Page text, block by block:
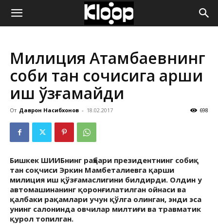
ҚИРҒИЗИСТОН
ЯНГИЛИКЛАРИ
Милиция Атамбаевнинг
собиқ тан соқчисига қарши
иш қўзғамайди
От Даврон Насибхонов - 18.02.2017 698
Бишкек ШИИБнинг раҳбари президентнинг собиқ
тан соқчиси Эркин Мамбеталиевга қарши
милиция иш қўзғамаслигини билдирди. Олдин у
автомашинанинг қоронғилатилган ойнаси ва
қалбаки рақамлари учун қўлга олинган, энди эса
унинг салонинда овчилар милтиғи ва травматик
қурол топилган.